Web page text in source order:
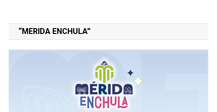
“MERIDA ENCHULA”